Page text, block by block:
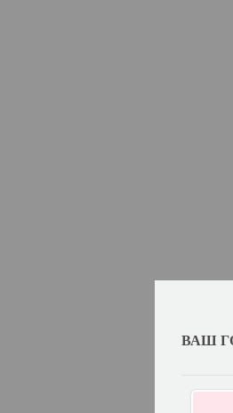
ВАШ